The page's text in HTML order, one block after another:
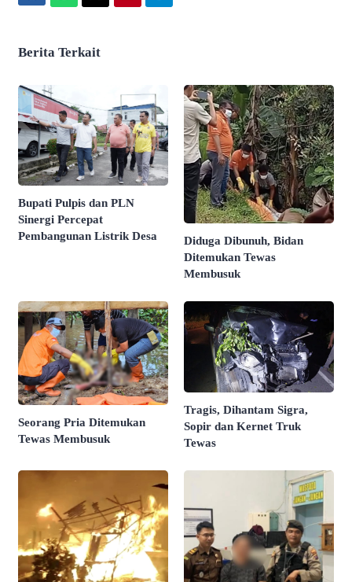
Berita Terkait
Bupati Pulpis dan PLN
Sinergi Percepat
Pembangunan Listrik Desa
Diduga Dibunuh, Bidan
Ditemukan Tewas
Membusuk
Seorang Pria Ditemukan
Tewas Membusuk
Tragis, Dihantam Sigra,
Sopir dan Kernet Truk
Tewas